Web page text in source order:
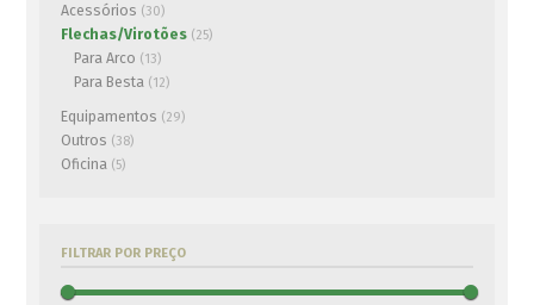
Virotões X-BOW FMA
Supersonic Carbonbolt
Hunt
ADICIONAR AO CARRINHO
Acessórios (30)
Flechas/Virotões (25)
Para Arco (13)
Para Besta (12)
Equipamentos (29)
Outros (38)
Oficina (5)
FILTRAR POR PREÇO